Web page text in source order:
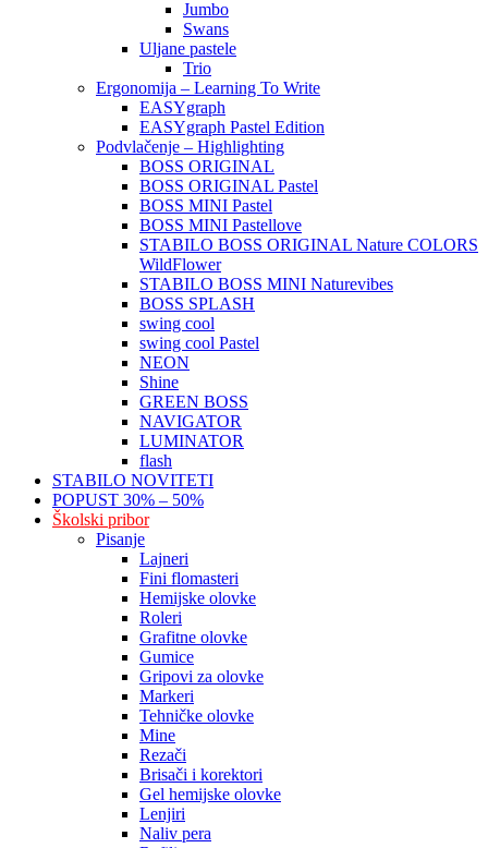
Jumbo
Swans
Uljane pastele
Trio
Ergonomija – Learning To Write
EASYgraph
EASYgraph Pastel Edition
Podvlačenje – Highlighting
BOSS ORIGINAL
BOSS ORIGINAL Pastel
BOSS MINI Pastel
BOSS MINI Pastellove
STABILO BOSS ORIGINAL Nature COLORS
WildFlower
STABILO BOSS MINI Naturevibes
BOSS SPLASH
swing cool
swing cool Pastel
NEON
Shine
GREEN BOSS
NAVIGATOR
LUMINATOR
flash
STABILO NOVITETI
POPUST 30% – 50%
Školski pribor
Pisanje
Lajneri
Fini flomasteri
Hemijske olovke
Roleri
Grafitne olovke
Gumice
Gripovi za olovke
Markeri
Tehničke olovke
Mine
Rezači
Brisači i korektori
Gel hemijske olovke
Lenjiri
Naliv pera